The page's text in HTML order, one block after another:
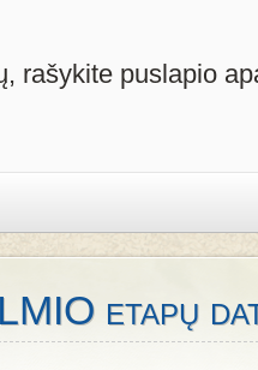
rašykite puslapio
etapų